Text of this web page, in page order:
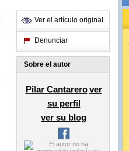
Ver el artículo original
Denunciar
Sobre el autor
Pilar Cantarero ver
su perfil
ver su blog